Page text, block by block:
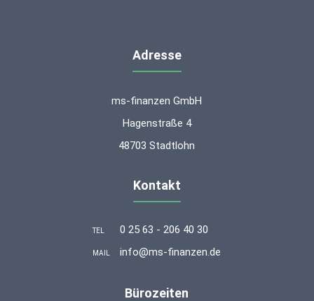
Adresse
ms-finanzen GmbH
Hagenstraße 4
48703 Stadtlohn
Kontakt
TEL 0 25 63 - 206 40 30
MAIL info@ms-finanzen.de
Bürozeiten